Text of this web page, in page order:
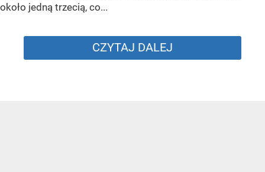
około jedną trzecią, co...
CZYTAJ DALEJ